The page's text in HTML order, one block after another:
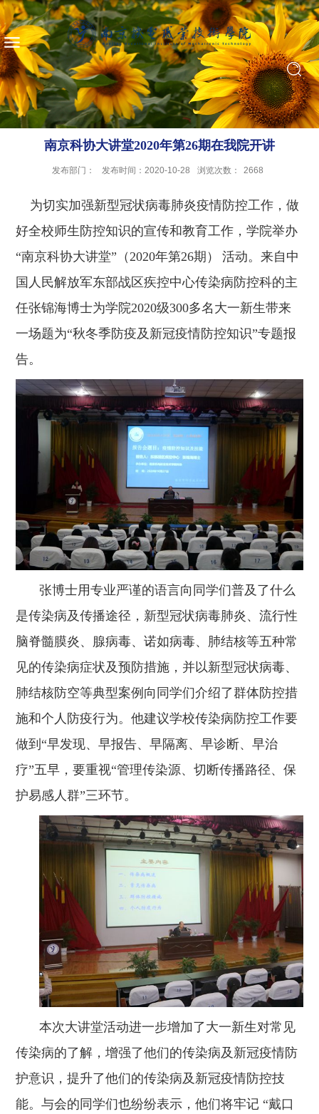
南京科协大讲堂2020年第26期在我院开讲
发布部门： 发布时间：2020-10-28 浏览次数： 2668
为切实加强新型冠状病毒肺炎疫情防控工作，做
好全校师生防控知识的宣传和教育工作，学院举办
“南京科协大讲堂”（2020年第26期）
活动。来自中
国人民解放军东部战区疾控中心传染病防控科的主
任张锦海博士为学院2020级300多名大一新生带来
一场题为“秋冬季防疫及新冠疫情防控知识”专题报
告。
张博士用专业严谨的语言向同学们普及了什么
是传染病及传播途径，新型冠状病毒肺炎、流行性
脑脊髓膜炎、腺病毒、诺如病毒、肺结核等五种常
见的传染病症状及预防措施，并以新型冠状病毒、
肺结核防空等典型案例向同学们介绍了群体防控措
施和个人防疫行为。他建议学校传染病防控工作要
做到 “早发现、早报告、早隔离、早诊断、早治
疗”五早，要重视“管理传染源、切断传播路径、保
护易感人群”三环节。
本次大讲堂活动进一步增加了大一新生对常见
传染病的了解，增强了他们的传染病及新冠疫情防
护意识，提升了他们的传染病及新冠疫情防控技
能。与会的同学们也纷纷表示，他们将牢记 “戴口